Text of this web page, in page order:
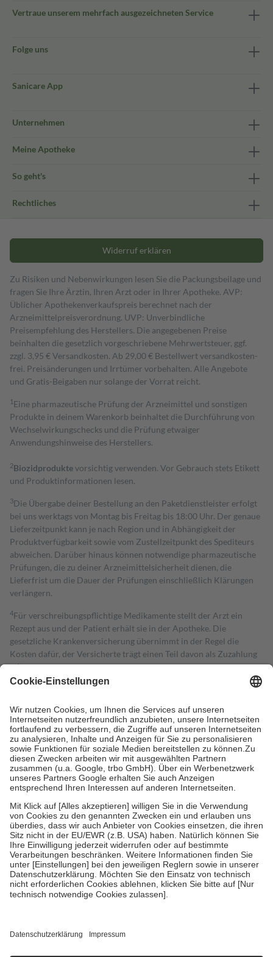
Vertraue unserem mehrfach ausgezeichneten Service
Folge uns
Sanicare App
Unternehmen
Meine Apotheke
So geht's
Rechtliches
Widerruf erklären
Zu Risiken und Nebenwirkungen lesen Sie die Packungsbeilage und
fragen Sie Ihre Ärztin, Ihren Arzt oder in Ihrer Apotheke. AVP:
Üblicher Apothekenverkaufspreis berechnet nach der
Arzneimittelpreisverordnung. UVP: Unverbindliche
Preisempfehlung des Herstellers. Die angegebenen Preise
beinhalten die gesetzlich vorgeschriebene Mehrwertsteuer, ggf.
zzgl. 3,95 € Versandkosten. Ab 29,00 € Bestell­wert versand­kosten­
frei. Preisänderungen und Irrtümer vorbehalten. Alle Angebote
und Gratis-Beigaben nur solange der Vorrat reicht.
1 Eine pharmazeutische Prüfung der Arzneimittel und sonstigen
Produkte in deinem Warenkorb beinhaltet die Durchführung von
Wechselwirkungschecks und die Prüfung etwaiger
Anwendungshinweise des Herstellers.
2Biozidproduktevorsichtig verwenden. Vor Gebrauch stets Etikett
und Produktinformationen lesen.
3Die Übergabe deiner Bestellung an den Paketdienstleister erfolgt
bei uns werktags von Montag bis Freitag bis 18:00 Uhr. Der genaue
Lieferzeitpunkt kann je nach Region und in Abhängigkeit der
Produktverfügbarkeit sowie vom Zustellzeitpunkt des Spediteurs
abweichen. Darüber hinaus können notwendige pharmazeutische
Prüfungen, die zu deiner Arzneimittelsicherheit dienen, die
Lieferfrist um die Dauer der Prüfungen einschließlich Klärungen
verlängern.
4Für verschreibungspflichtige Medikamente stellt der Arzt ein
Rezept aus und der Patient erhält sie in der Apotheke. Die
gesetzliche Krankenversicherung übernimmt in der Regel die
Kosten dafür, der Versicherte trägt einen Teil davon als Zuzahlung
mit.
Grundsätzlich leisten Mitglieder Zuzahlungen in Höhe von zehn
höchstens zehn Euro.
Es sind jedoch nie mehr als die tatsächlichen
Kosten der Leistung zu entrichten.
Diese Regeln gelten grundsätzlich auch für Online-Apotheken.
Bei Heilmitteln und häuslicher Krankenpflege beträgt die
Zuzahlung zehn Prozent der Kosten sowie zehn Euro je
Verordnung.
Um das Engagement der Versicherten für ihre eigene Gesundheit zu
stärken und die besondere Stellung der Familie zu unterstützen,
fallenkeine Zuzahlungenan bei:
• Kindern und Jugendlichen bis zum vollendeten 18. Lebensjahr
mit Ausnahme der Fahrkosten
• Untersuchungen zur Vorsorge und Früherkennung, die von der
GKV getragen werden
• empfohlenen Schutzimpfungen
• Harn- und Blutteststreifen
getroffen, um sicherzustellen, dass es sich um echte Bewertungen